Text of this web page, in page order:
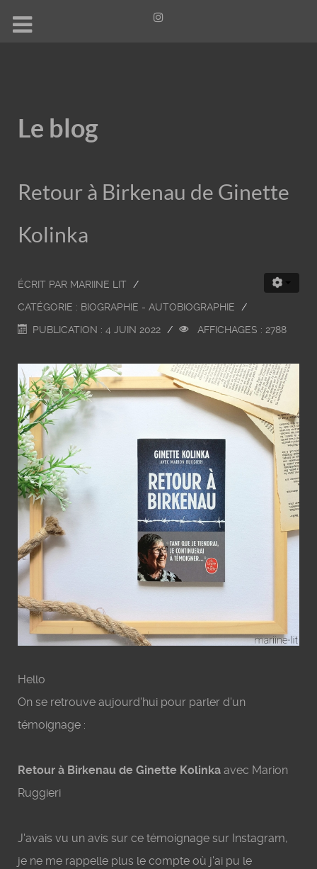
Le blog
Retour à Birkenau de Ginette
Kolinka
ÉCRIT PAR MARIINE LIT
CATÉGORIE : BIOGRAPHIE - AUTOBIOGRAPHIE
PUBLICATION : 4 JUIN 2022
AFFICHAGES : 2788
Hello
On se retrouve aujourd'hui pour parler d'un
témoignage :
Retour à Birkenau de Ginette Kolinka avec Marion
Ruggieri
J'avais vu un avis sur ce témoignage sur Instagram,
je ne me rappelle plus le compte où j'ai pu le